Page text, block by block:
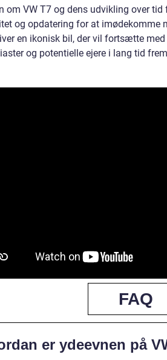
om VW T7 og dens udvikling over
og opdatering for at imødekomme
en ikonisk bil, der vil fortsætte
og potentielle ejere i lang tid
FAQ
er ydeevnen på